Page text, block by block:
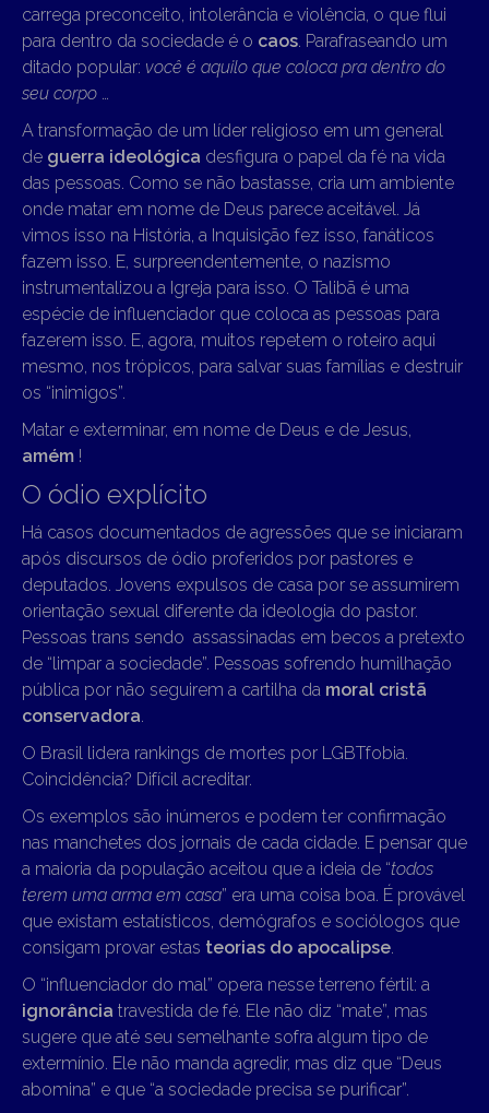
carrega preconceito, intolerância e violência, o que flui
para dentro da sociedade é o caos. Parafraseando um
ditado popular: você é aquilo que coloca pra dentro do
seu corpo …
A transformação de um líder religioso em um general
de guerra ideológica desfigura o papel da fé na vida
das pessoas. Como se não bastasse, cria um ambiente
onde matar em nome de Deus parece aceitável. Já
vimos isso na História, a Inquisição fez isso, fanáticos
fazem isso. E, surpreendentemente, o nazismo
instrumentalizou a Igreja para isso. O Talibã é uma
espécie de influenciador que coloca as pessoas para
fazerem isso. E, agora, muitos repetem o roteiro aqui
mesmo, nos trópicos, para salvar suas famílias e destruir
os “inimigos”.
Matar e exterminar, em nome de Deus e de Jesus,
amém !
O ódio explícito
Há casos documentados de agressões que se iniciaram
após discursos de ódio proferidos por pastores e
deputados. Jovens expulsos de casa por se assumirem
orientação sexual diferente da ideologia do pastor.
Pessoas trans sendo assassinadas em becos a pretexto
de “limpar a sociedade”. Pessoas sofrendo humilhação
pública por não seguirem a cartilha da moral cristã
conservadora.
O Brasil lidera rankings de mortes por LGBTfobia.
Coincidência? Difícil acreditar.
Os exemplos são inúmeros e podem ter confirmação
nas manchetes dos jornais de cada cidade. E pensar que
a maioria da população aceitou que a ideia de “todos
terem uma arma em casa” era uma coisa boa. É provável
que existam estatísticos, demógrafos e sociólogos que
consigam provar estas teorias do apocalipse.
O “influenciador do mal” opera nesse terreno fértil: a
ignorância travestida de fé. Ele não diz “mate”, mas
sugere que até seu semelhante sofra algum tipo de
extermínio. Ele não manda agredir, mas diz que “Deus
abomina” e que “a sociedade precisa se purificar”.